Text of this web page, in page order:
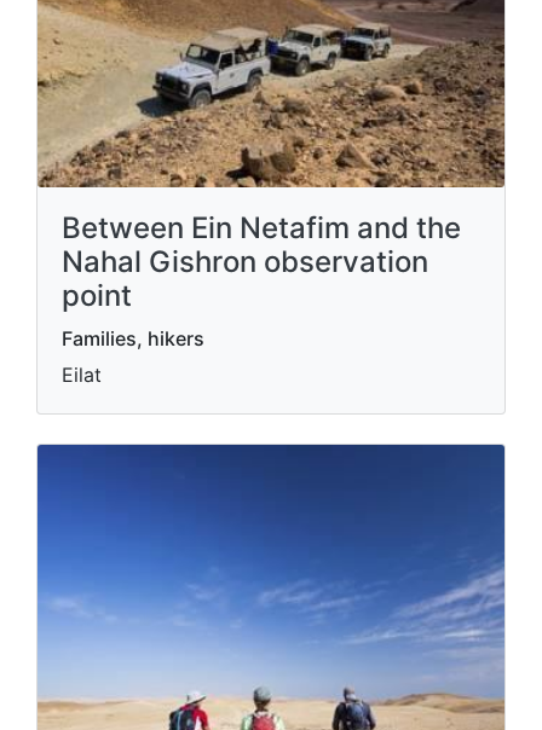
Between Ein Netafim and the
Nahal Gishron observation
point
Families, hikers
Eilat